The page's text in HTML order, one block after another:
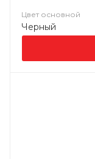
Цвет основной
Черный